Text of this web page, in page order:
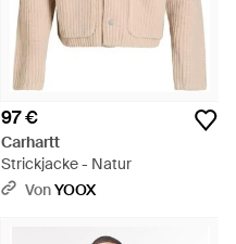
97 €
Carhartt
Strickjacke - Natur
VonYOOX